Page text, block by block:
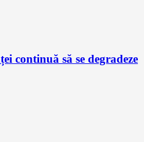
continuă să se degradeze